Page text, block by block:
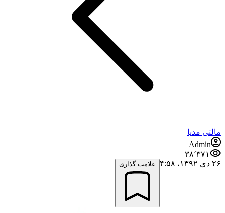
مالتی مدیا
Admin
۳۸٬۳۷۱
۲۶ دی ۱۳۹۲،‏ ۴:۵۸
علامت گذاری